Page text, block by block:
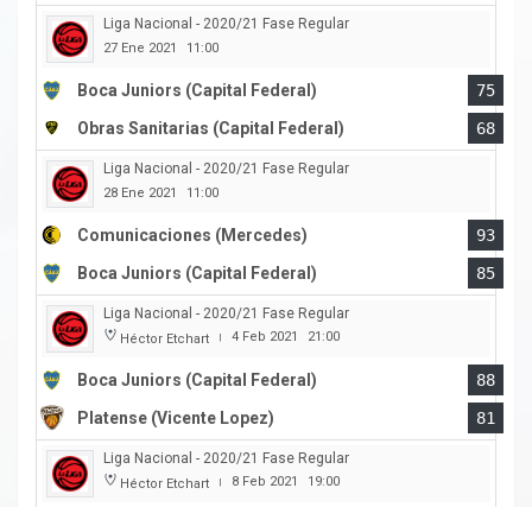
Liga Nacional - 2020/21 Fase Regular
27 Ene 2021 11:00
Boca Juniors (Capital Federal)
75
Obras Sanitarias (Capital Federal)
68
Liga Nacional - 2020/21 Fase Regular
28 Ene 2021 11:00
Comunicaciones (Mercedes)
93
Boca Juniors (Capital Federal)
85
Liga Nacional - 2020/21 Fase Regular
Héctor Etchart | 4 Feb 2021 21:00
Boca Juniors (Capital Federal)
88
Platense (Vicente Lopez)
81
Liga Nacional - 2020/21 Fase Regular
Héctor Etchart | 8 Feb 2021 19:00